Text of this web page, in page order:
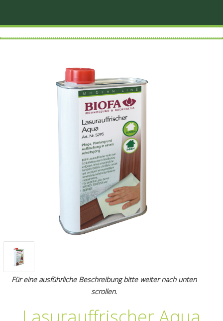
Für eine ausführliche Beschreibung bitte weiter nach unten
scrollen.